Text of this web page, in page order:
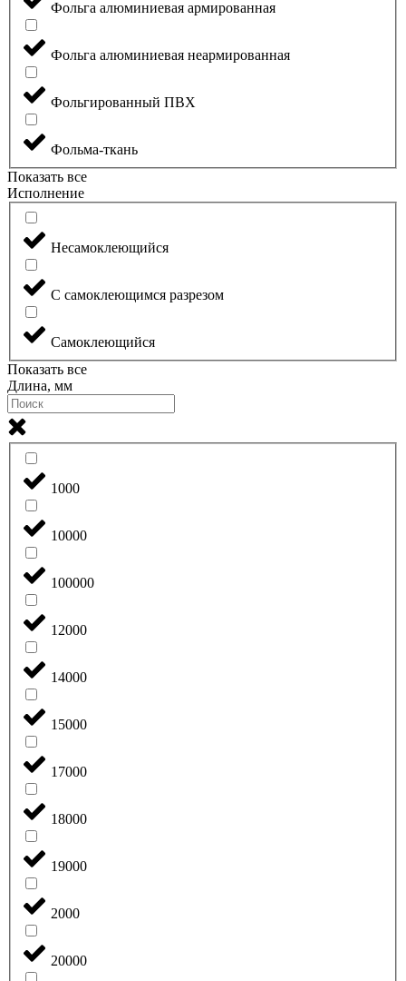
Фольга алюминиевая армированная
Фольга алюминиевая неармированная
Фольгированный ПВХ
Фольма-ткань
Показать все
Исполнение
Несамоклеющийся
С самоклеющимся разрезом
Самоклеющийся
Показать все
Длина, мм
1000
10000
100000
12000
14000
15000
17000
18000
19000
2000
20000